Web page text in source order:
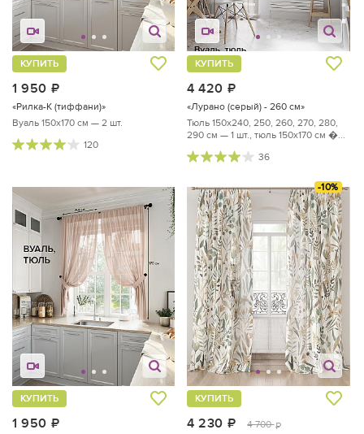
1 950
КУПИТЬ
«Рилка-К (тиффани)»
Вуаль 150х170 см — 2 шт.
120
4 420
КУПИТЬ
«Лурано (серый) - 260 см»
Тюль 150х240, 250, 260, 270, 280,
290 см — 1 шт., тюль 150х170 см �...
36
1 950
КУПИТЬ
-10%
4 230 руб.
4 700 руб.
КУПИТЬ